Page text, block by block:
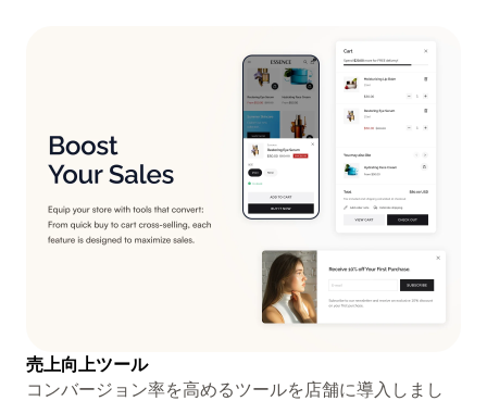
売上向上ツール
コンバージョン率を高めるツールを店舗に導入しまし